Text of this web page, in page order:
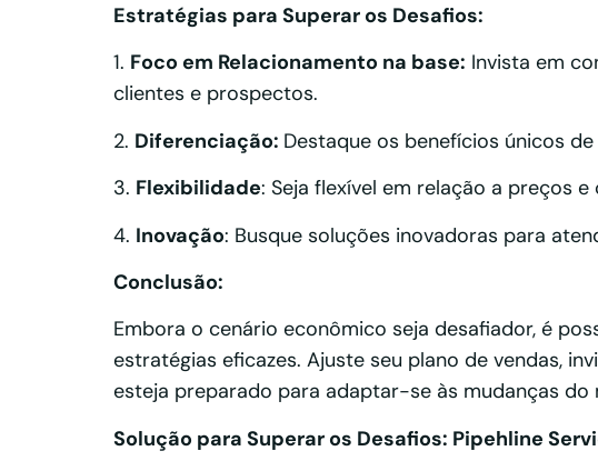
Estratégias para Superar os Desafios:
1. Foco em Relacionamento na base: Invista em
clientes e prospectos.
2. Diferenciação: Destaque os benefícios únicos
3. Flexibilidade: Seja flexível em relação a preços
4. Inovação: Busque soluções inovadoras para
Conclusão:
Embora o cenário econômico seja desafiador, é
estratégias eficazes. Ajuste seu plano de vendas,
esteja preparado para adaptar-se às mudanças do
Solução para Superar os Desafios: Pipehline